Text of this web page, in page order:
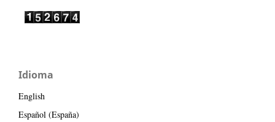
Idioma
English
Español (España)